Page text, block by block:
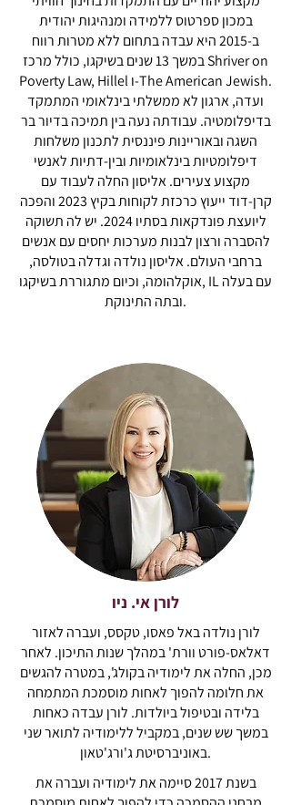
במכון ספרטוס ללמידה ומנהיגות יהודית
ב-2015 היא עבדה בתחום ללא מטרות רווח
במשך 13 שנים בשיקגו, כולל מרכז Shriver on
Poverty Law, Hillel ו-The American Jewish.
ועדה, ארגון לא ממשלתי בינלאומי המתמקד
בדיפלומטיה. עבודתה נעה בין תמיכה בדיור בר
השגה ובאוריינות פיננסית לתכנון משלחות
דיפלומטיות בינלאומיות ובין-דתיות לאנשי
מקצוע צעירים. אליסון החלה לעבוד עם
קרן-דוד ייעוץ כרכזת לקוחות בקיץ 2023 והפכה
ליועצת פונדקאות בסתיו 2024. יש לה תשוקה
להסברה ורצון לבנות מערכות יחסים עם אנשים
ברחבי העולם. אליסון נולדה וגדלה בטולסה,
אוקלהומה, וכיום מתגוררת בשיקגו, IL עם בעלה
ובתה התינוקת.
לורן אי. ניו
לורן נולדה באל פאסו, טקסס, ועברה לאזור
דאלאס-פורט וורת' במהלך שנות התיכון. לאחר
מכן, החלה את לימודיה בקולג', במטרה להגשים
את חלומה להפוך לאחות מוסמכת המתמחה
בלידה ובטיפול ביולדות. לורן עבדה כאחות
במשך שש שנים, במקביל ללימודיה לתואר שני
באוניברסיטת ג'ורג'טאון.
בשנת 2017 סיימה את לימודיה ועברה את